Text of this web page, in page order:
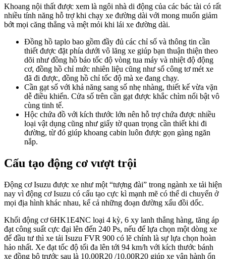
Khoang nội thất được xem là ngôi nhà di động của các bác tài có rất
nhiều tính năng hỗ trợ khi chạy xe đường dài với mong muốn giảm
bớt mọi căng thẳng và mệt mỏi khi lái xe đường dài.
Đồng hồ taplo bao gồm đầy đủ các chỉ số và thông tin cần
thiết được đặt phía dưới vô lăng xe giúp bạn thuận thiện theo
dõi như đồng hồ báo tốc độ vòng tua máy và nhiệt độ động
cơ, đồng hồ chỉ mức nhiên liệu cũng như số công tơ mét xe
đã đi được, đồng hồ chỉ tốc độ mà xe đang chạy.
Cần gạt số với khả năng sang số nhẹ nhàng, thiết kế vừa vặn
dễ điều khiển. Cửa số trên cần gạt được khắc chìm nổi bật vô
cùng tinh tế.
Hộc chứa đồ với kích thước lớn nên hỗ trợ chứa được nhiều
loại vật dụng cũng như giấy tờ quan trọng cần thiết khi đi
đường, từ đó giúp khoang cabin luôn được gọn gàng ngăn
nắp.
Cấu tạo động cơ vượt trội
Động cơ Isuzu được xe như một “tượng đài” trong ngành xe tải hiện
nay vì động cơ Isuzu có cấu tạo cực kì mạnh mẽ có thể di chuyển ở
mọi địa hình khác nhau, kể cả những đoạn đường xấu đồi dốc.
Khối động cơ 6HK1E4NC loại 4 kỳ, 6 xy lanh thẳng hàng, tăng áp
đạt công suất cực đại lên đến 240 Ps, nếu để lựa chọn một dòng xe
để đầu tư thì xe tải Isuzu FVR 900 có lẽ chính là sự lựa chọn hoàn
hảo nhất. Xe đạt tốc độ tối đa lên tới 94 km/h với kích thước bánh
xe đồng bộ trước sau là 10.00R20 /10.00R20 giúp xe vận hành ổn